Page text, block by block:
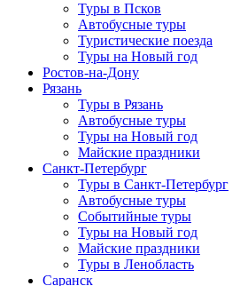
Туры в Псков
Автобусные туры
Туристические поезда
Туры на Новый год
Ростов-на-Дону
Рязань
Туры в Рязань
Автобусные туры
Туры на Новый год
Майские праздники
Санкт-Петербург
Туры в Санкт-Петербург
Автобусные туры
Событийные туры
Туры на Новый год
Майские праздники
Туры в Ленобласть
Саранск